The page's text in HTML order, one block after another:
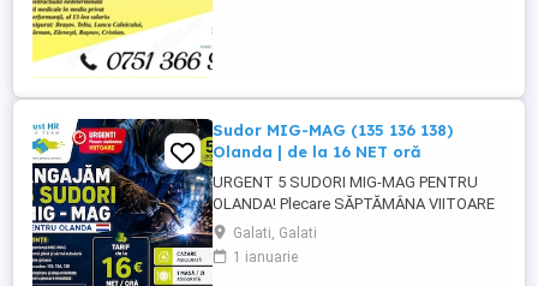
Sudor MIG-MAG (135 136 138)
Olanda | de la 16 NET oră
URGENT 5 SUDORI MIG-MAG PENTRU
OLANDA! Plecare SĂPTĂMÂNA VIITOARE
Tarif de la 16 NET oră și poate crește în
funcție de proba de lucru! Căutăm sudori
MIG-MAG cu experiență, pregătiți pentru
Galati, Galati
1 ianuarie